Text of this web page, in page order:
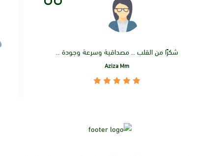
شكرًا من القلب .. مصداقية وسرعة وجودة ..
Aziza Mm